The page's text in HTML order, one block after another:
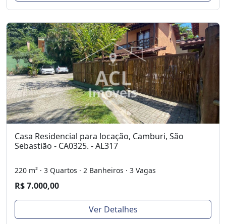
Casa Residencial para locação, Camburi, São
Sebastião - CA0325. - AL317
220 m² · 3 Quartos · 2 Banheiros · 3 Vagas
R$ 7.000,00
Ver Detalhes